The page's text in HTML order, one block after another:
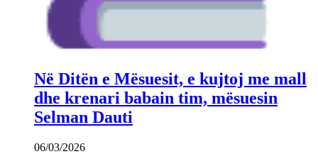
Në Ditën e Mësuesit, e kujtoj me mall
dhe krenari babain tim, mësuesin
Selman Dauti
06/03/2026